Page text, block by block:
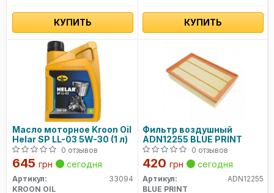
КУПИТЬ КУПИТЬ
Масло моторное Kroon Oil
Helar SP LL-03 5W-30 (1 л)
0 отзывов
645 грн сегодня
Артикул:
33094
KROON OIL
Фильтр воздушный
ADN12255 BLUE PRINT
0 отзывов
420 грн сегодня
Артикул:
ADN12255
BLUE PRINT